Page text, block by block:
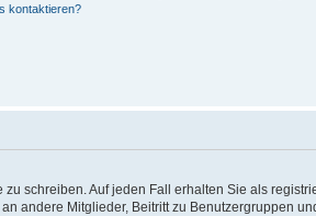
kontaktieren?
schreiben. Auf jeden Fall erhalten Sie als
andere Mitglieder, Beitritt zu Benutzergruppen